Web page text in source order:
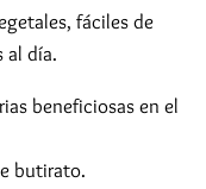
fáciles de
al día.
beneficiosas en el
butirato.